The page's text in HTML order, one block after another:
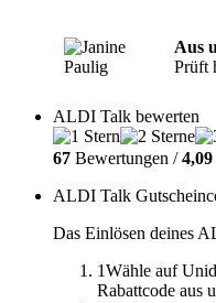
Aus
Prüft
ALDI Talk bewerten
67 Bewertungen /4,09
ALDI Talk
Das Einlösen deines
1Wähle auf
Rabattcode aus